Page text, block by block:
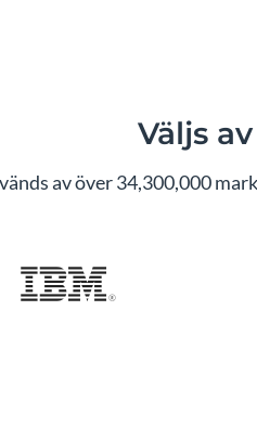
Väljs
av över 34,300,000